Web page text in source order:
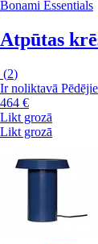
Bonami Essentials
Atpūtas
(2)
Ir noliktavā
464 €
Likt grozā
Likt grozā